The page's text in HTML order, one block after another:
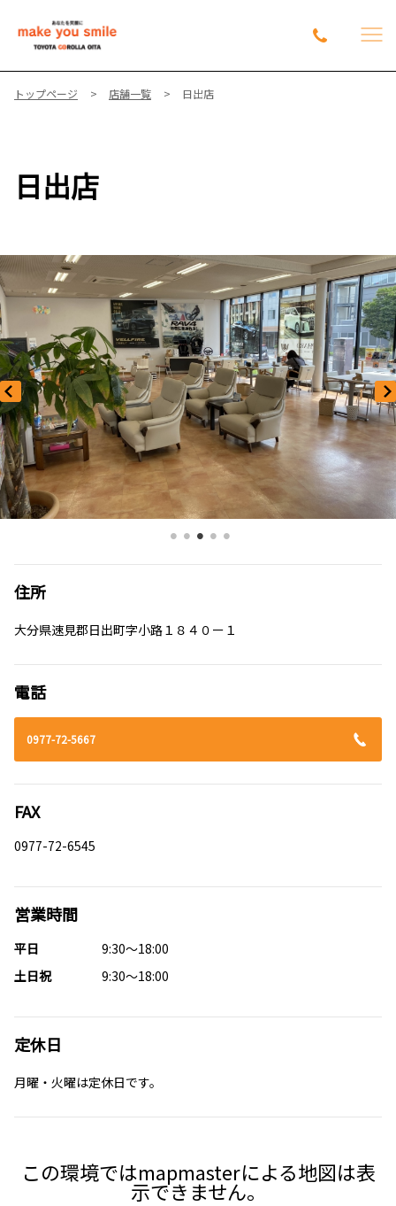
トップページ 店舗一覧 日出店
日出店
住所
大分県速見郡日出町字小路１８４０ー１
電話
0977-72-5667
FAX
0977-72-6545
営業時間
平日
9:30～18:00
土日祝
9:30～18:00
定休日
月曜・火曜は定休日です。
この環境ではmapmasterによる地図は表
示できません。